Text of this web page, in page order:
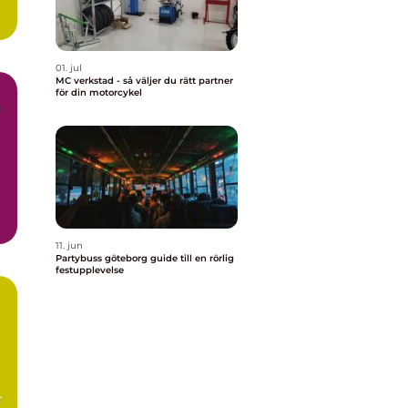
01. jul
MC verkstad - så väljer du rätt partner
för din motorcykel
11. jun
Partybuss göteborg guide till en rörlig
festupplevelse